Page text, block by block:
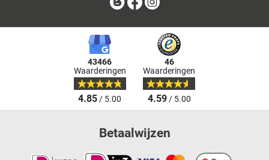
43466
Waarderingen
4.85/ 5.00
46
Waarderingen
4.59/ 5.00
Betaalwijzen